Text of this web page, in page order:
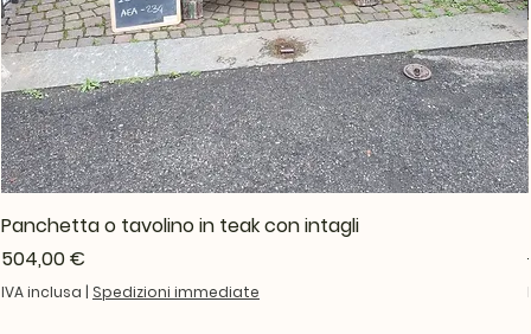
Panchetta o tavolino in teak con intagli
Prezzo
504,00 €
IVA inclusa | Spedizioni immediate